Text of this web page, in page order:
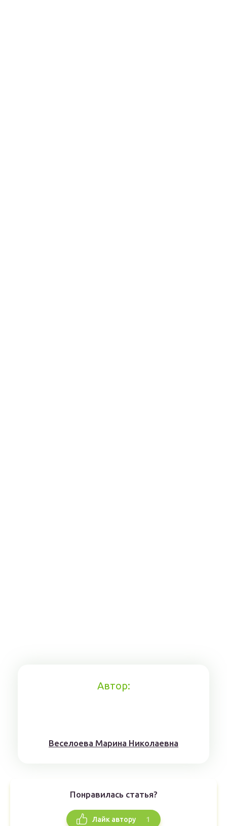
Автор:
Веселоева Марина Николаевна
Понравилась статья?
Лайк автору 1